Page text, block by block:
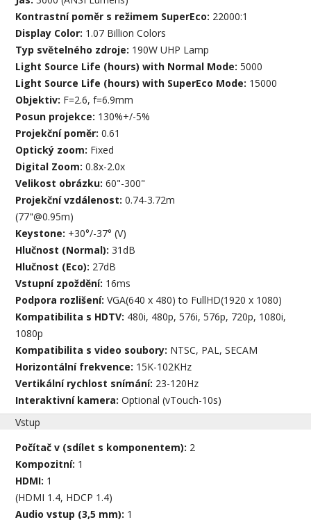
Kontrastní poměr s režimem SuperEco: 22000:1
Display Color: 1.07 Billion Colors
Typ světelného zdroje: 190W UHP Lamp
Light Source Life (hours) with Normal Mode:5000
Light Source Life (hours) with SuperEco Mode: 15000
Objektiv: F=2.6, f=6.9mm
Posun projekce: 130%+/-5%
Projekční poměr:0.61
Optický zoom: Fixed
Digital Zoom:0.8x-2.0x
Velikost obrázku:60"-300"
Projekční vzdálenost:0.74-3.72m
(77"@0.95m)
Keystone: +30°/-37° (V)
Hlučnost (Normal):31dB
Hlučnost (Eco): 27dB
Vstupní zpoždění: 16ms
Podpora rozlišení:VGA(640 x 480) to FullHD(1920 x 1080)
Kompatibilita s HDTV: 480i, 480p, 576i, 576p, 720p, 1080i,
1080p
Kompatibilita s video soubory: NTSC, PAL, SECAM
Horizontální frekvence: 15K-102KHz
Vertikální rychlost snímání: 23-120Hz
Interaktivní kamera:Optional (vTouch-10s)
Vstup
Počítač v (sdílet s komponentem): 2
Kompozitní: 1
HDMI: 1
(HDMI 1.4, HDCP 1.4)
Audio vstup (3,5 mm): 1